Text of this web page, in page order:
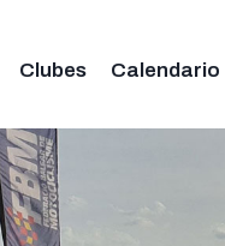
Clubes Calendario